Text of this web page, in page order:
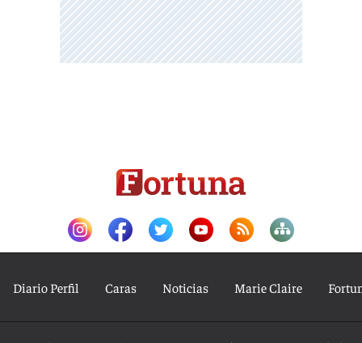
Diario Perfil Caras Noticias Marie Claire